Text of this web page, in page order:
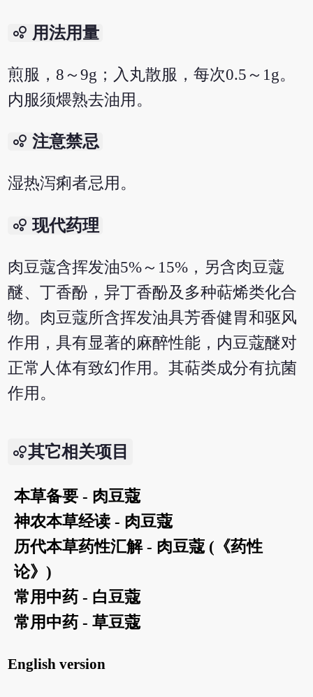
bubble_chart 用法用量
煎服，8～9g；入丸散服，每次0.5～1g。
内服须煨熟去油用。
bubble_chart 注意禁忌
湿热泻痢者忌用。
bubble_chart 现代药理
肉豆蔻含挥发油5%～15%，另含肉豆蔻
醚、丁香酚，异丁香酚及多种萜烯类化合
物。肉豆蔻所含挥发油具芳香健胃和驱风
作用，具有显著的麻醉性能，内豆蔻醚对
正常人体有致幻作用。其萜类成分有抗菌
作用。
其它相关项目
本草备要 - 肉豆蔻
神农本草经读 - 肉豆蔻
历代本草药性汇解 - 肉豆蔻 (《药性
论》)
常用中药 - 白豆蔻
常用中药 - 草豆蔻
English version